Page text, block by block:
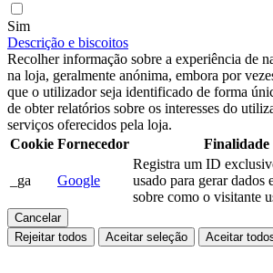
Sim
Descrição e biscoitos
Recolher informação sobre a experiência de
na loja, geralmente anónima, embora por
que o utilizador seja identificado de forma
de obter relatórios sobre os interesses do
serviços oferecidos pela loja.
Cookie Fornecedor Finalidade
_ga Google
Registra um ID
usado para gerar dados
sobre como o visitante
Cancelar
Rejeitar todos
Aceitar seleção Aceitar